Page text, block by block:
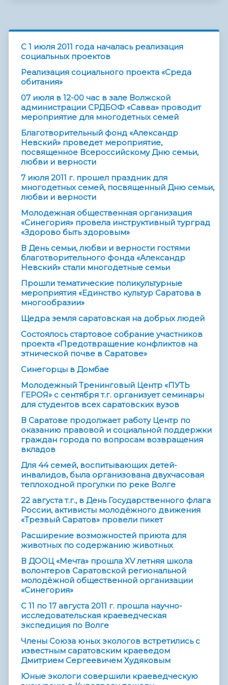
C 1 июля 2011 года началась реализация
социальных проектов
Реализация социального проекта «Среда
обитания»
07 июля в 12-00 час в зале Волжской
администрации СРДБОФ «Савва» проводит
мероприятие для многодетных семей
Благотворительный фонд «Александр
Невский» проведет мероприятие,
посвященное Всероссийскому Дню семьи,
любви и верности
7 июля 2011 г. прошел праздник для
многодетных семей, посвященный Дню семьи,
любви и верности
Молодежная общественная организация
«Синегория» провела инструктивный турград
«Здорово быть здоровым»
В День семьи, любви и верности гостями
благотворительного фонда «Александр
Невский» стали многодетные семьи
Прошли тематические поликультурные
мероприятия «Единство культур Саратова в
многообразии»
Щедра земля саратовская на добрых людей
Состоялось стартовое собрание участников
проекта «Предотвращение конфликтов на
этнической почве в Саратове»
Синегорцы в Домбае
Молодежный Тренинговый Центр «ПУТЬ
ГЕРОЯ» с сентября т.г. организует семинары
для студентов всех саратовских вузов
В Саратове продолжает работу Центр по
оказанию правовой и социальной поддержки
граждан города по вопросам возвращения
вкладов
Для 44 семей, воспитывающих детей-
инвалидов, была организована двухчасовая
теплоходной прогулки по реке Волге
22 августа т.г., в День Государственного флага
России, активисты молодёжного движения
«Трезвый Саратов» провели пикет
Расширение возможностей приюта для
животных по содержанию животных
В ДООЦ «Мечта» прошла XV летняя школа
волонтеров Саратовской региональной
молодёжной общественной организации
«Синегория»
С 11 по 17 августа 2011 г. прошла научно-
исследовательская краеведческая
экспедиция по Волге
Члены Союза юных экологов встретились с
известным саратовским краеведом
Дмитрием Сергеевичем Худяковым
Юные экологи совершили краеведческую